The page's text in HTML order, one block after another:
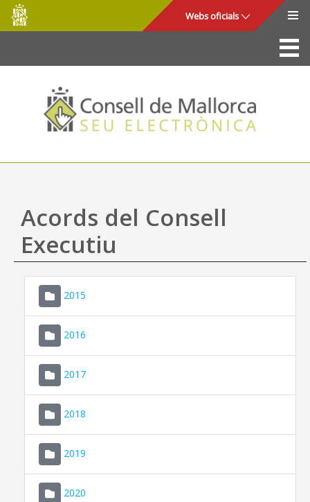
Salta al contingut principal
Consell
de
Mallorca
Webs oficials
La Seu
Consell de Mallorca
Accés i seguretat
Utilitats
Ajuda
Acords del Consell
Executiu
2015
2016
2017
2018
2019
2020